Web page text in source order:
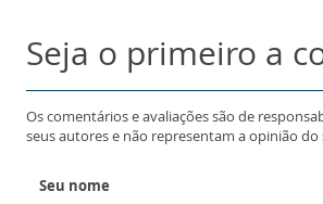
Seja o primeiro a
Os comentários e avaliações são de
seus autores e não representam a opinião do
Seu nome